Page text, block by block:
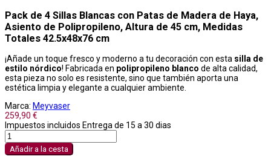
Pack de 4 Sillas Blancas con Patas de Madera de Haya,
Asiento de Polipropileno, Altura de 45 cm, Medidas
Totales 42.5x48x76 cm
¡Añade un toque fresco y moderno a tu decoración con esta silla de
estilo nórdico! Fabricada en polipropileno blanco de alta calidad,
esta pieza no solo es resistente, sino que también aporta una
estética limpia y elegante a cualquier ambiente.
Marca: Meyvaser
259,90 €
Impuestos incluidos Entrega de 15 a 30 dias
Añadir a la cesta